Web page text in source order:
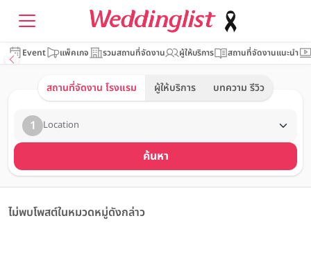
Event แพ็คเกจ รวมสถานที่จัดงาน ผู้ให้บริการ สถานที่จัดงานแนะนำ
สถานที่จัดงาน โรงแรม ผู้ให้บริการ บทความ รีวิว
1 Location
ค้นหา
ไม่พบโพสต์ในหมวดหมู่ดังกล่าว